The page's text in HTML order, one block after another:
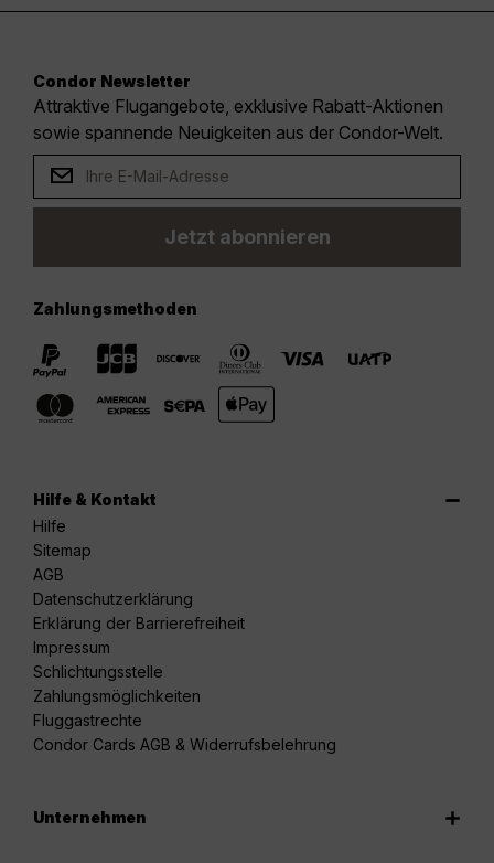
Condor Newsletter
Attraktive Flugangebote, exklusive Rabatt-Aktionen
sowie spannende Neuigkeiten aus der Condor-Welt.
Jetzt abonnieren
Zahlungsmethoden
Hilfe & Kontakt
Hilfe
Sitemap
AGB
Datenschutzerklärung
Erklärung der Barrierefreiheit
Impressum
Schlichtungsstelle
Zahlungsmöglichkeiten
Fluggastrechte
Condor Cards AGB & Widerrufsbelehrung
Unternehmen